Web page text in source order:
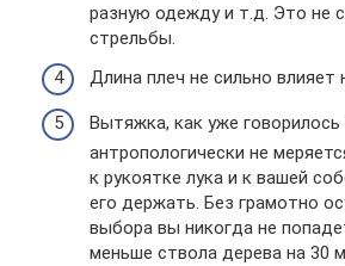
разную одежду и т.д. Это не
стрельбы.
Длина плеч не сильно влияет
Вытяжка, как уже
антропологически не
к рукоятке лука и к вашей
его держать. Без грамотно
выбора вы никогда не
меньше ствола дерева на 30